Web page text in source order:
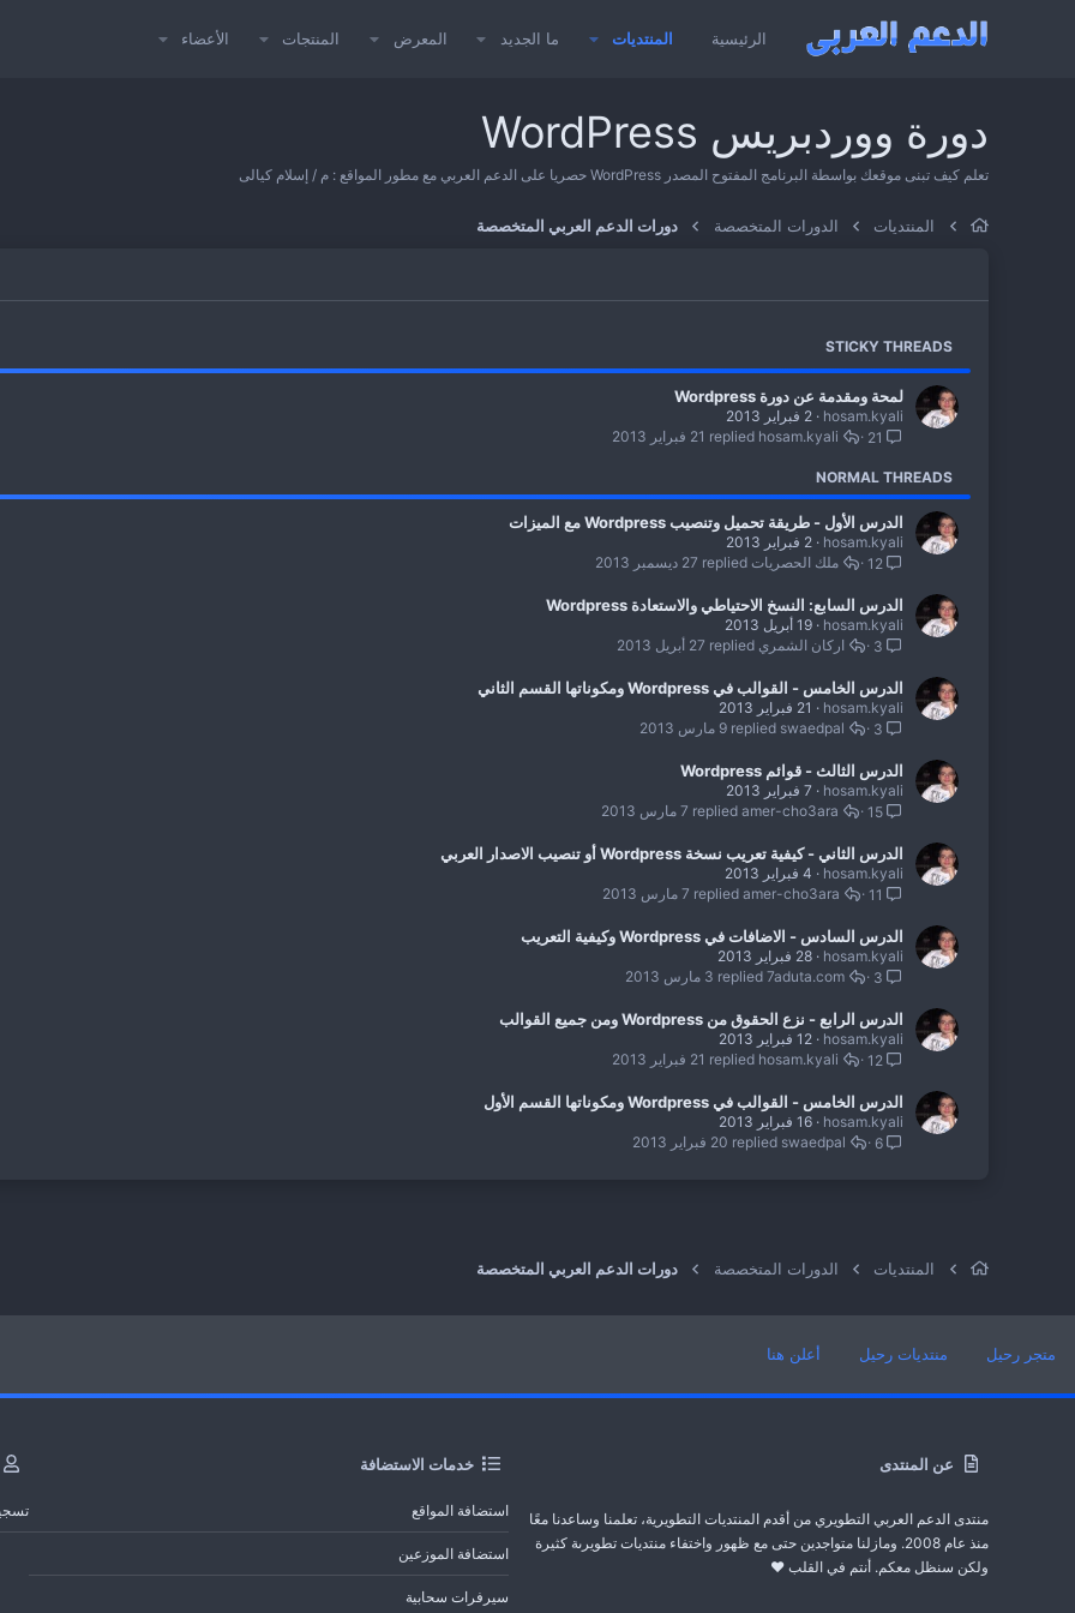
الرئيسية المنتديات ما الجديد المعرض المنتجات الأعضاء
دورة ووردبريس WordPress
تعلم كيف تبنى موقعك بواسطة البرنامج المفتوح المصدر WordPress حصريا على الدعم العربي مع مطور المواقع : م / إسلام كيالى
المنتديات الدورات المتخصصة دورات الدعم العربي المتخصصة
STICKY THREADS
لمحة ومقدمة عن دورة Wordpress
hosam.kyali
2 فبراير 2013
21
21 فبراير 2013 hosam.kyali
NORMAL THREADS
الدرس الأول - طريقة تحميل وتنصيب Wordpress مع الميزات
hosam.kyali
2 فبراير 2013
12
27 ديسمبر 2013 ملك الحصريات
الدرس السابع: النسخ الاحتياطي والاستعادة Wordpress
hosam.kyali
19 أبريل 2013
3
27 أبريل 2013 اركان الشمري
الدرس الخامس - القوالب في Wordpress ومكوناتها القسم الثاني
hosam.kyali
21 فبراير 2013
3
9 مارس 2013 swaedpal
الدرس الثالث - قوائم Wordpress
hosam.kyali
7 فبراير 2013
15
7 مارس 2013 amer-cho3ara
الدرس الثاني - كيفية تعريب نسخة Wordpress أو تنصيب الاصدار العربي
hosam.kyali
4 فبراير 2013
11
7 مارس 2013 amer-cho3ara
الدرس السادس - الاضافات في Wordpress وكيفية التعريب
hosam.kyali
28 فبراير 2013
3
3 مارس 2013 7aduta.com
الدرس الرابع - نزع الحقوق من Wordpress ومن جميع القوالب
hosam.kyali
12 فبراير 2013
12
21 فبراير 2013 hosam.kyali
الدرس الخامس - القوالب في Wordpress ومكوناتها القسم الأول
hosam.kyali
16 فبراير 2013
6
20 فبراير 2013 swaedpal
المنتديات الدورات المتخصصة دورات الدعم العربي المتخصصة
عن المنتدى
منتدى الدعم العربي التطويري من أقدم المنتديات التطويرية، تعلمنا وساعدنا معًا
منذ عام 2008. ومازلنا متواجدين حتى مع ظهور واختفاء منتديات تطويرىة كثيرة
ولكن سنظل معكم. أنتم في القلب ❤️
خدمات الاستضافة
استضافة المواقع
استضافة الموزعين
سيرفرات سحابية
متجر رحيل منتديات رحيل أعلن هنا